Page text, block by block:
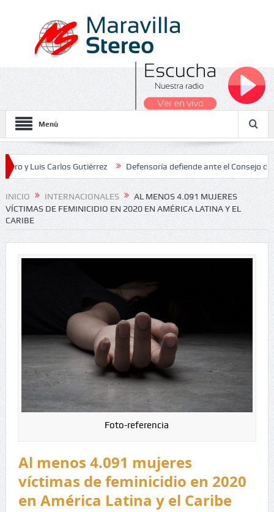
Menú
Carlos Gutiérrez Defensoría defiende ante el Consejo de Estado
2026
INICIO INTERNACIONALES
AL MENOS 4.091 MUJERES
VÍCTIMAS DE FEMINICIDIO EN 2020 EN AMÉRICA LATINA Y EL
CARIBE
Foto-referencia
Al menos 4.091 mujeres
víctimas de feminicidio en 2020
en América Latina y el Caribe